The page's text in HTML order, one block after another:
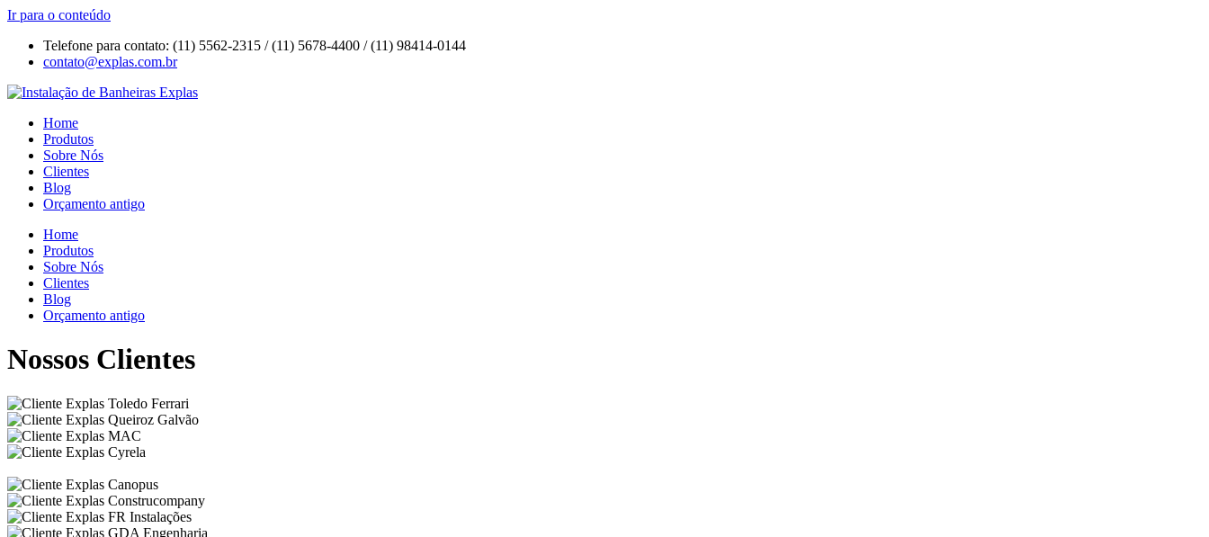
Ir para o conteúdo
Telefone para contato: (11) 5562-2315 / (11) 5678-4400 / (11) 98414-0144
contato@explas.com.br
Home
Produtos
Sobre Nós
Clientes
Blog
Orçamento antigo
Home
Produtos
Sobre Nós
Clientes
Blog
Orçamento antigo
Nossos Clientes